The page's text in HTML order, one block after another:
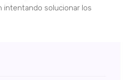
solucionar los